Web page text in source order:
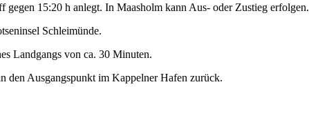
15:20 h anlegt. In Maasholm kann Aus- oder Zustieg erfolgen.
Schleimünde.
Landgangs von ca. 30 Minuten.
den Ausgangspunkt im Kappelner Hafen zurück.